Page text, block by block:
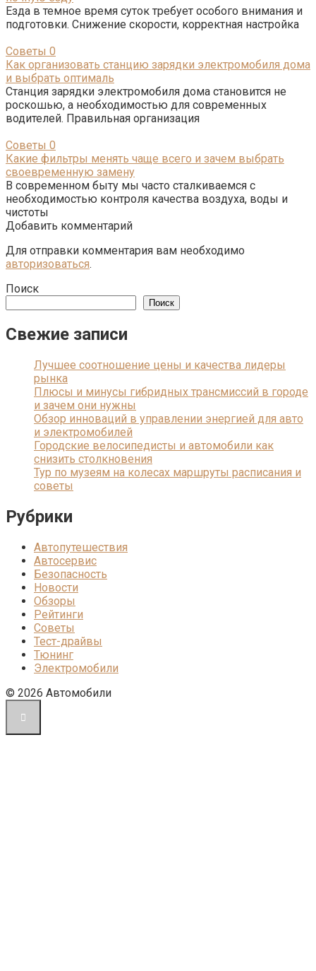
Езда в темное время суток требует особого внимания и
подготовки. Снижение скорости, корректная настройка
Советы 0
Как организовать станцию зарядки электромобиля дома
и выбрать оптималь
Станция зарядки электромобиля дома становится не
роскошью, а необходимостью для современных
водителей. Правильная организация
Советы 0
Какие фильтры менять чаще всего и зачем выбрать
своевременную замену
В современном быту мы часто сталкиваемся с
необходимостью контроля качества воздуха, воды и
чистоты
Добавить комментарий
Для отправки комментария вам необходимо
авторизоваться.
Поиск
Поиск
Свежие записи
Лучшее соотношение цены и качества лидеры
рынка
Плюсы и минусы гибридных трансмиссий в городе
и зачем они нужны
Обзор инноваций в управлении энергией для авто
и электромобилей
Городские велосипедисты и автомобили как
снизить столкновения
Тур по музеям на колесах маршруты расписания и
советы
Рубрики
Автопутешествия
Автосервис
Безопасность
Новости
Обзоры
Рейтинги
Советы
Тест-драйвы
Тюнинг
Электромобили
© 2026 Автомобили